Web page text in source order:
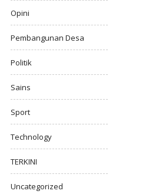
Opini
Pembangunan Desa
Politik
Sains
Sport
Technology
TERKINI
Uncategorized